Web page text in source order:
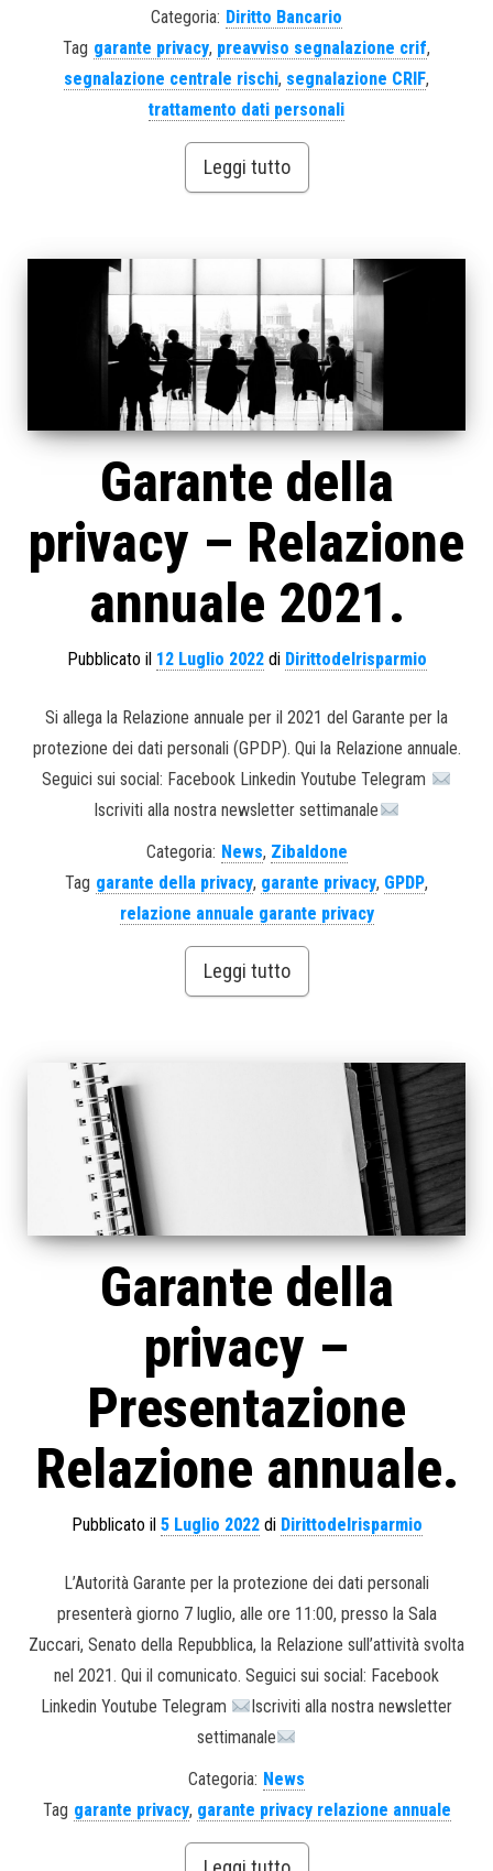
Categoria: Diritto Bancario
Tag garante privacy, preavviso segnalazione crif,
segnalazione centrale rischi, segnalazione CRIF,
trattamento dati personali
Leggi tutto
Garante della
privacy – Relazione
annuale 2021.
Pubblicato il 12 Luglio 2022di Dirittodelrisparmio
Si allega la Relazione annuale per il 2021 del Garante per la
protezione dei dati personali (GPDP). Qui la Relazione annuale.
Seguici sui social: Facebook Linkedin Youtube Telegram
Iscriviti alla nostra newsletter settimanale
Categoria: News, Zibaldone
Tag garante della privacy, garante privacy, GPDP,
relazione annuale garante privacy
Leggi tutto
Garante della
privacy –
Presentazione
Relazione annuale.
Pubblicato il 5 Luglio 2022di Dirittodelrisparmio
L’Autorità Garante per la protezione dei dati personali
presenterà giorno 7 luglio, alle ore 11:00, presso la Sala
Zuccari, Senato della Repubblica, la Relazione sull’attività svolta
nel 2021. Qui il comunicato. Seguici sui social: Facebook
Linkedin Youtube Telegram
Iscriviti alla nostra newsletter
settimanale
Categoria: News
Tag garante privacy, garante privacy relazione annuale